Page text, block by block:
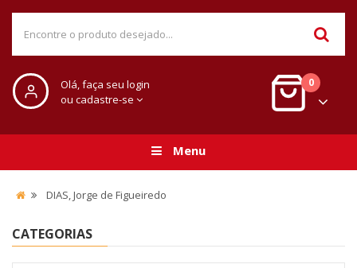
Olá, faça seu login
ou cadastre-se
0
Menu
DIAS, Jorge de Figueiredo
CATEGORIAS